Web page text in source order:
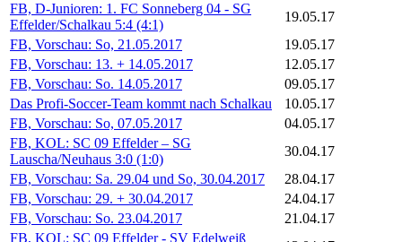
FB, D-Junioren: 1. FC Sonneberg 04 - SG
Effelder/Schalkau 5:4 (4:1)
19.05.17
FB, Vorschau: So, 21.05.2017
19.05.17
FB, Vorschau: 13. + 14.05.2017
12.05.17
FB, Vorschau: So. 14.05.2017
09.05.17
Das Profi-Soccer-Team kommt nach Schalkau
10.05.17
FB, Vorschau: So, 07.05.2017
04.05.17
FB, KOL: SC 09 Effelder – SG
Lauscha/Neuhaus 3:0 (1:0)
30.04.17
FB, Vorschau: Sa. 29.04 und So, 30.04.2017
28.04.17
FB, Vorschau: 29. + 30.04.2017
24.04.17
FB, Vorschau: So. 23.04.2017
21.04.17
FB, KOL: SC 09 Effelder - SV Edelweiß